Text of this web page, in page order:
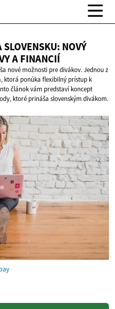
NOVÝ
A FINANCIÍ
nové možnosti pre divákov. Jednou z
ktorá ponúka flexibilný prístup k
článok vám predstaví koncept
ktoré prináša slovenským divákom.